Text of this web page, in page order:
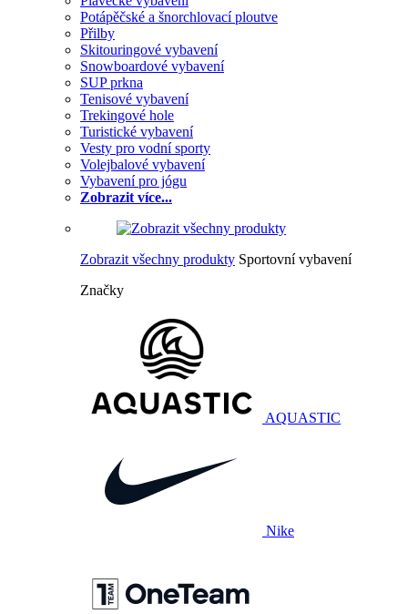
Potápěčské a šnorchlovací ploutve
Přilby
Skitouringové vybavení
Snowboardové vybavení
SUP prkna
Tenisové vybavení
Trekingové hole
Turistické vybavení
Vesty pro vodní sporty
Volejbalové vybavení
Vybavení pro jógu
Zobrazit více...
Zobrazit všechny produkty Sportovní vybavení
Značky
AQUASTIC
Nike